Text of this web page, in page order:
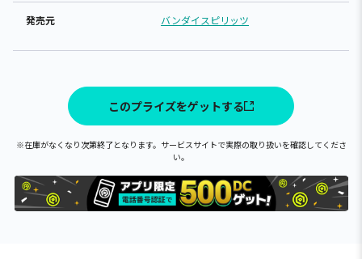
発売元 バンダイスピリッツ
このプライズをゲットする
※在庫がなくなり次第終了となります。サービスサイトで実際の取り扱いを確認してくださ
い。